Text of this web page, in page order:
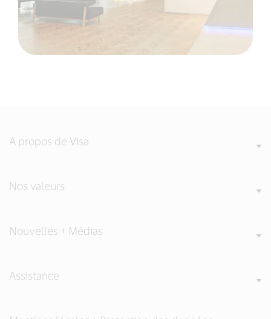
A propos de Visa
Nos valeurs
Nouvelles + Médias
Assistance